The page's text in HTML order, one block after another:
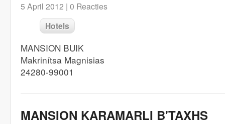
5 April 2012 | 0 Reacties
Hotels
MANSION BUIK
Makrinítsa Magnisias
24280-99001
MANSION KARAMARLI B'TAXHS